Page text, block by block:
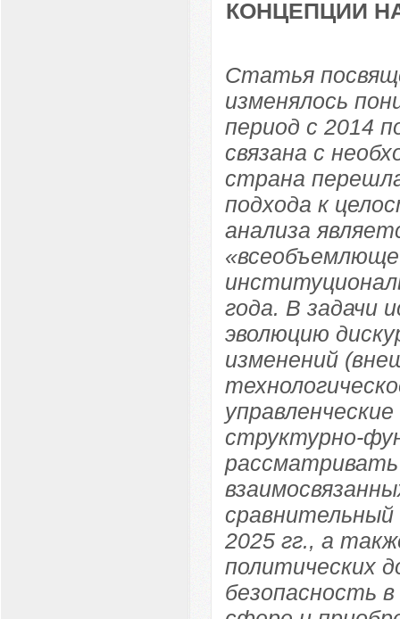
КОНЦЕПЦИИ
Статья
изменялось
период с 2014
связана с
страна
подхода к
анализа
года. В задачи
эволюцию
изменений
структурно-
сравнительный
2025 гг., а
политических
безопасность